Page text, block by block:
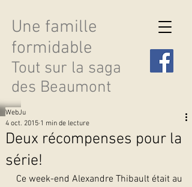
Une famille
formidable
Tout sur la saga
des Beaumont
Deux récompenses pour la
série!
WebJu
4 oct. 2015 1 min de lecture
Ce week-end Alexandre Thibault était au